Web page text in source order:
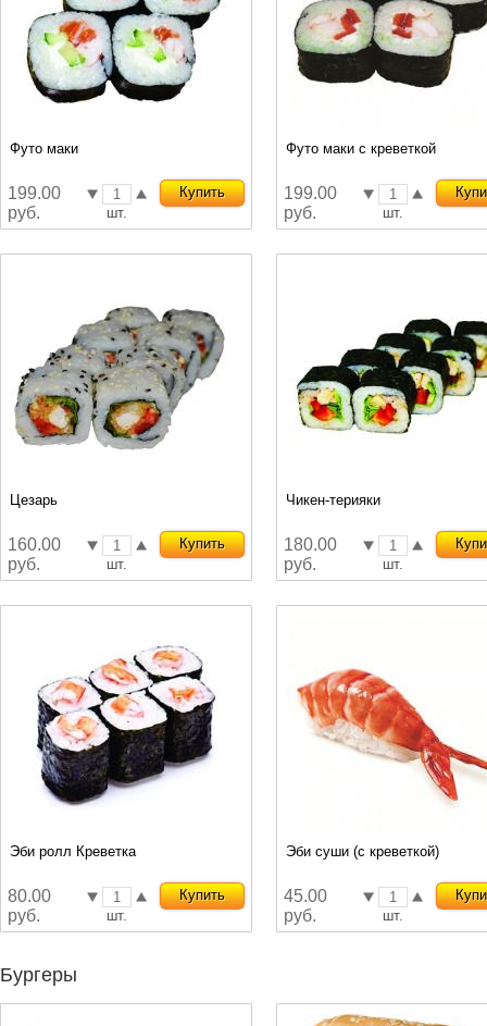
Футо маки
199.00
руб.
шт.
Купить
Футо маки с креветкой
199.00
руб.
шт.
Цезарь
160.00
руб.
шт.
Купить
Чикен-терияки
180.00
руб.
шт.
Эби ролл Креветка
80.00
руб.
шт.
Купить
Эби суши (с креветкой)
45.00
руб.
шт.
Бургеры